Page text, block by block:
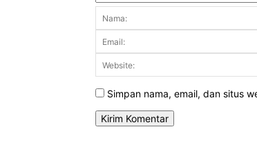
Simpan nama, email, dan situs